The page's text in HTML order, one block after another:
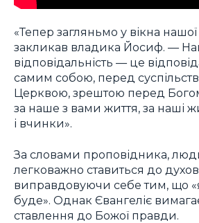
«Тепер загляньмо у вікна
закликав владика Йосиф. —
відповідальність — це
самим собою, перед
Церквою, зрештою перед
за наше з вами життя, за наші
і вчинки».
За словами проповідника,
легковажно ставиться до
виправдовуючи себе тим, що
буде». Однак Євангеліє
ставлення до Божої правди.